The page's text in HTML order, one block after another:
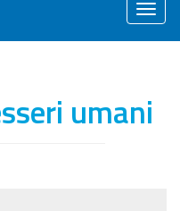
Toggle
umani